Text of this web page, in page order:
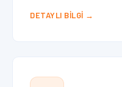
DETAYLI BILGI →